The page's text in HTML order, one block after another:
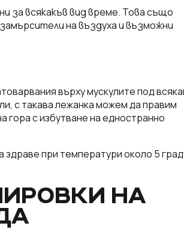
за всякакъв вид време. Това също
на въздуха и възможни
върху мускулите под
с такава лежанка можем да правим
гора с избутване на едностранно
при температури около 5
НА